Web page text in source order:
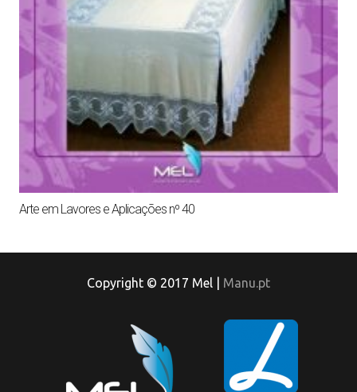
Arte em Lavores e Aplicações nº 40
Copyright © 2017 Mel | Manu.pt